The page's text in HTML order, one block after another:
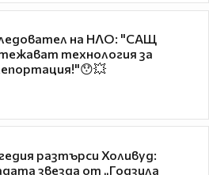
на НЛО: "САЩ
технология за
разтърси Холивуд:
звезда от „Годзила